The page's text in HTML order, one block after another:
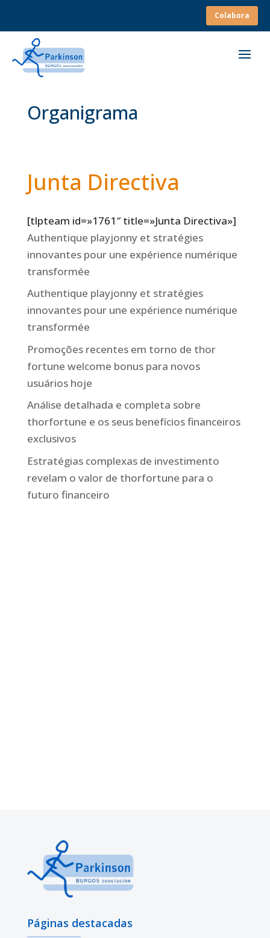
Colabora
Organigrama
Junta Directiva
[tlpteam id=»1761″ title=»Junta Directiva»]
Authentique playjonny et stratégies
innovantes pour une expérience numérique
transformée
Authentique playjonny et stratégies
innovantes pour une expérience numérique
transformée
Promoções recentes em torno de thor
fortune welcome bonus para novos
usuários hoje
Análise detalhada e completa sobre
thorfortune e os seus benefícios financeiros
exclusivos
Estratégias complexas de investimento
revelam o valor de thorfortune para o
futuro financeiro
Páginas destacadas